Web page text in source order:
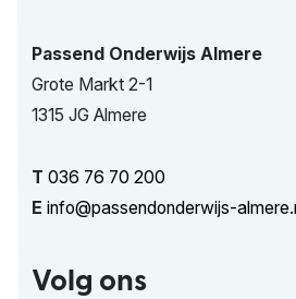
Passend Onderwijs Almere
Grote Markt 2-1
1315 JG Almere
T 036 76 70 200
E info@passendonderwijs-
Volg ons